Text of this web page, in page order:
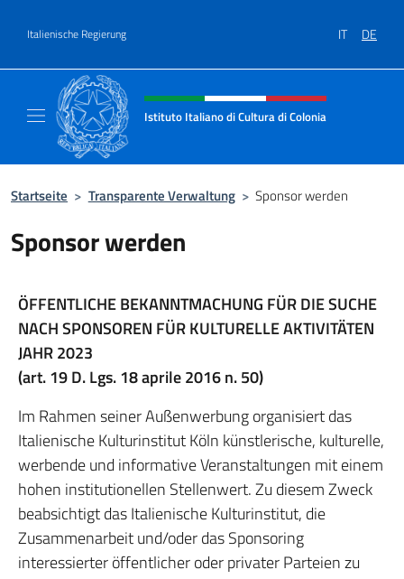
Italienische Regierung IT DE
Header-Site, Social und Menü
Istituto Italiano di Cultura di Colonia
Startseite > Transparente Verwaltung > Sponsor werden
Sponsor werden
ÖFFENTLICHE BEKANNTMACHUNG FÜR DIE SUCHE
NACH SPONSOREN FÜR KULTURELLE AKTIVITÄTEN
JAHR 2023
(art. 19 D. Lgs. 18 aprile 2016 n. 50)
Im Rahmen seiner Außenwerbung organisiert das
Italienische Kulturinstitut Köln künstlerische, kulturelle,
werbende und informative Veranstaltungen mit einem
hohen institutionellen Stellenwert. Zu diesem Zweck
beabsichtigt das Italienische Kulturinstitut, die
Zusammenarbeit und/oder das Sponsoring
interessierter öffentlicher oder privater Parteien zu